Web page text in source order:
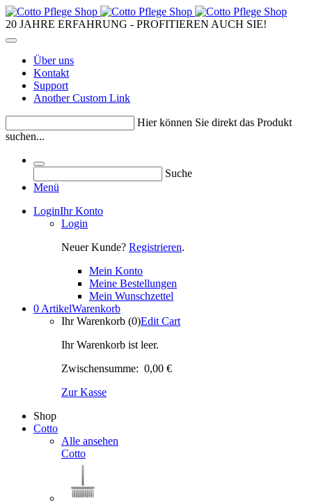
20 JAHRE ERFAHRUNG - PROFITIEREN AUCH SIE!
Über uns
Kontakt
Support
Another Custom Link
Hier können Sie direkt das Produkt
suchen...
Suche
Menü
LoginIhr Konto
Login
Neuer Kunde? Registrieren.
Mein Konto
Meine Bestellungen
Mein Wunschzettel
0 ArtikelWarenkorb
Ihr Warenkorb (0)Edit Cart
Ihr Warenkorb ist leer.
Zwischensumme: 0,00 €
Zur Kasse
Shop
Cotto
Alle ansehen
Cotto